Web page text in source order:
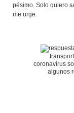
pésimo. Solo quiero
me urge.
coronavirus
algunos